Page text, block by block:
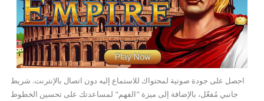
احصل على جودة صوتية لمحتواك للاستماع إليه دون اتصال بالإنترنت. شريط
جانبي مُفعّل، بالإضافة إلى ميزة "الفهم" لمساعدتك على تحسين الخطوط